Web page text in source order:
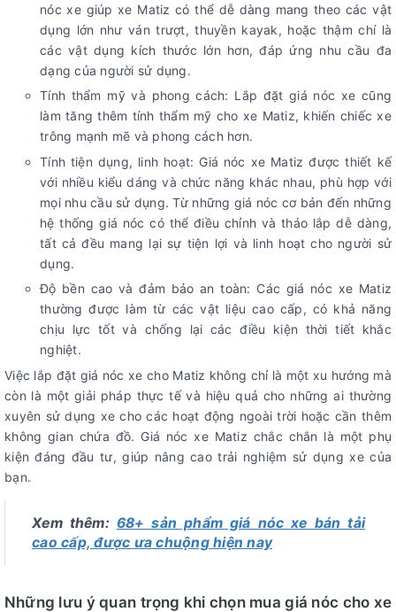
nóc xe giúp xe Matiz có thể dễ dàng mang theo các vật
dụng lớn như ván trượt, thuyền kayak, hoặc thậm chí là
các vật dụng kích thước lớn hơn, đáp ứng nhu cầu đa
dạng của người sử dụng.
Tính thẩm mỹ và phong cách: Lắp đặt giá nóc xe cũng
làm tăng thêm tính thẩm mỹ cho xe Matiz, khiến chiếc xe
trông mạnh mẽ và phong cách hơn.
Tính tiện dụng, linh hoạt: Giá nóc xe Matiz được thiết kế
với nhiều kiểu dáng và chức năng khác nhau, phù hợp với
mọi nhu cầu sử dụng. Từ những giá nóc cơ bản đến những
hệ thống giá nóc có thể điều chỉnh và tháo lắp dễ dàng,
tất cả đều mang lại sự tiện lợi và linh hoạt cho người sử
dụng.
Độ bền cao và đảm bảo an toàn: Các giá nóc xe Matiz
thường được làm từ các vật liệu cao cấp, có khả năng
chịu lực tốt và chống lại các điều kiện thời tiết khắc
nghiệt.
Việc lắp đặt giá nóc xe cho Matiz không chỉ là một xu hướng mà
còn là một giải pháp thực tế và hiệu quả cho những ai thường
xuyên sử dụng xe cho các hoạt động ngoài trời hoặc cần thêm
không gian chứa đồ. Giá nóc xe Matiz chắc chắn là một phụ
kiện đáng đầu tư, giúp nâng cao trải nghiệm sử dụng xe của
bạn.
Xem thêm: 68+ sản phẩm giá nóc xe bán tải
cao cấp, được ưa chuộng hiện nay
Những lưu ý quan trọng khi chọn mua giá nóc cho xe